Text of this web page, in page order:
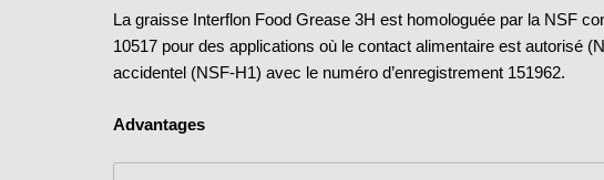
La graisse Interflon Food Grease 3H est homologuée par la NSF
10517 pour des applications où le contact alimentaire est autorisé
accidentel (NSF-H1) avec le numéro d’enregistrement 151962.
Advantages